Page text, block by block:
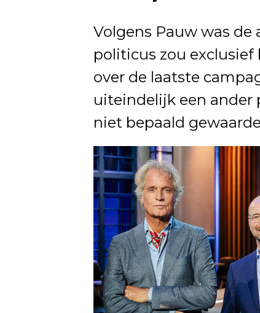
Volgens Pauw was
politicus zou exclusief
over de laatste
uiteindelijk een ander
niet bepaald